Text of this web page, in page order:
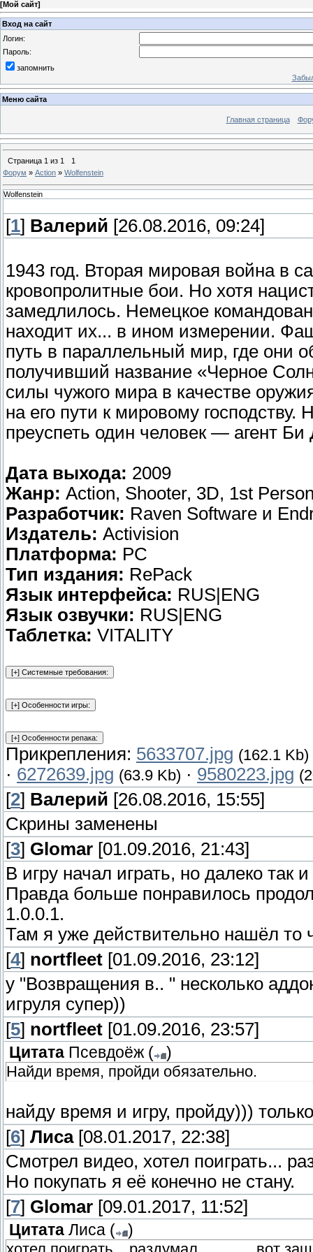
[Мой сайт]
Вход на сайт
Логин:
Пароль:
запомнить
Меню сайта
Главная страница
Страница 1 из 1
1
Форум » Action » Wolfenstein
Wolfenstein
[1] Валерий [26.08.2016, 09:24]
1943 год. Вторая мировая война в
кровопролитные бои. Но хотя
замедлилось. Немецкое
находит их... в ином измерении.
путь в параллельный мир, где они
получивший название «Черное
силы чужого мира в качестве
на его пути к мировому
преуспеть один человек — агент
Дата выхода: 2009
Жанр: Action, Shooter, 3D, 1st
Разработчик: Raven Software и
Издатель: Activision
Платформа: РС
Тип издания: RePack
Язык интерфейса: RUS|ENG
Язык озвучки: RUS|ENG
Таблетка: VITALITY
Прикрепления: 5633707.jpg (162.1 Kb)
· 6272639.jpg (63.9 Kb) · 9580223.jpg
[2] Валерий [26.08.2016, 15:55]
Скрины заменены
[3] Glomar [01.09.2016, 21:43]
В игру начал играть, но далеко так
Правда больше понравилось
1.0.0.1.
Там я уже действительно нашёл то
[4] nortfleet [01.09.2016, 23:12]
у "Возвращения в.. " несколько
игруля супер))
[5] nortfleet [01.09.2016, 23:57]
Цитата Псевдоёж(
)
Найди время, пройди обязательно.
найду время и игру, пройду)))
[6] Лиса[08.01.2017, 22:38]
Смотрел видео, хотел поиграть...
Но покупать я её конечно не стану.
[7] Glomar [09.01.2017, 11:52]
Цитата Лиса (
)